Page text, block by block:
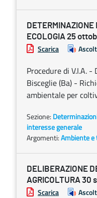
DETERMINAZIONE
ECOLOGIA 25
Scarica
Procedure di V.I.A. -
Bisceglie (Ba) -
ambientale per
Sezione:
interesse generale
Argomenti:Ambiente
DELIBERAZIONE
AGRICOLTURA 30
Scarica